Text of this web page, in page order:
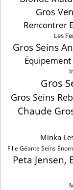
Gros
Rencontrer
Les
Gros Seins
Équipement
Gros
Gros Seins
Chaude
Minka
Fille Géante Seins
Peta Jensen,